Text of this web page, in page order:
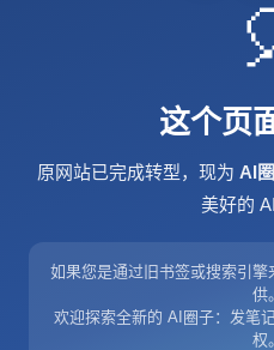
这个页
原网站已完成转型，现为 AI
美好的
如果您是通过旧书签或搜索引
供。
欢迎探索全新的 AI圈子：发笔
权。